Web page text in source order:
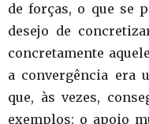
de forças, o que se
desejo de
concretamente
a convergência era
que, às vezes,
exemplos: o apoio